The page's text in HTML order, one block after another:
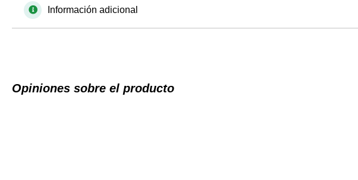
Información adicional
Opiniones sobre el producto